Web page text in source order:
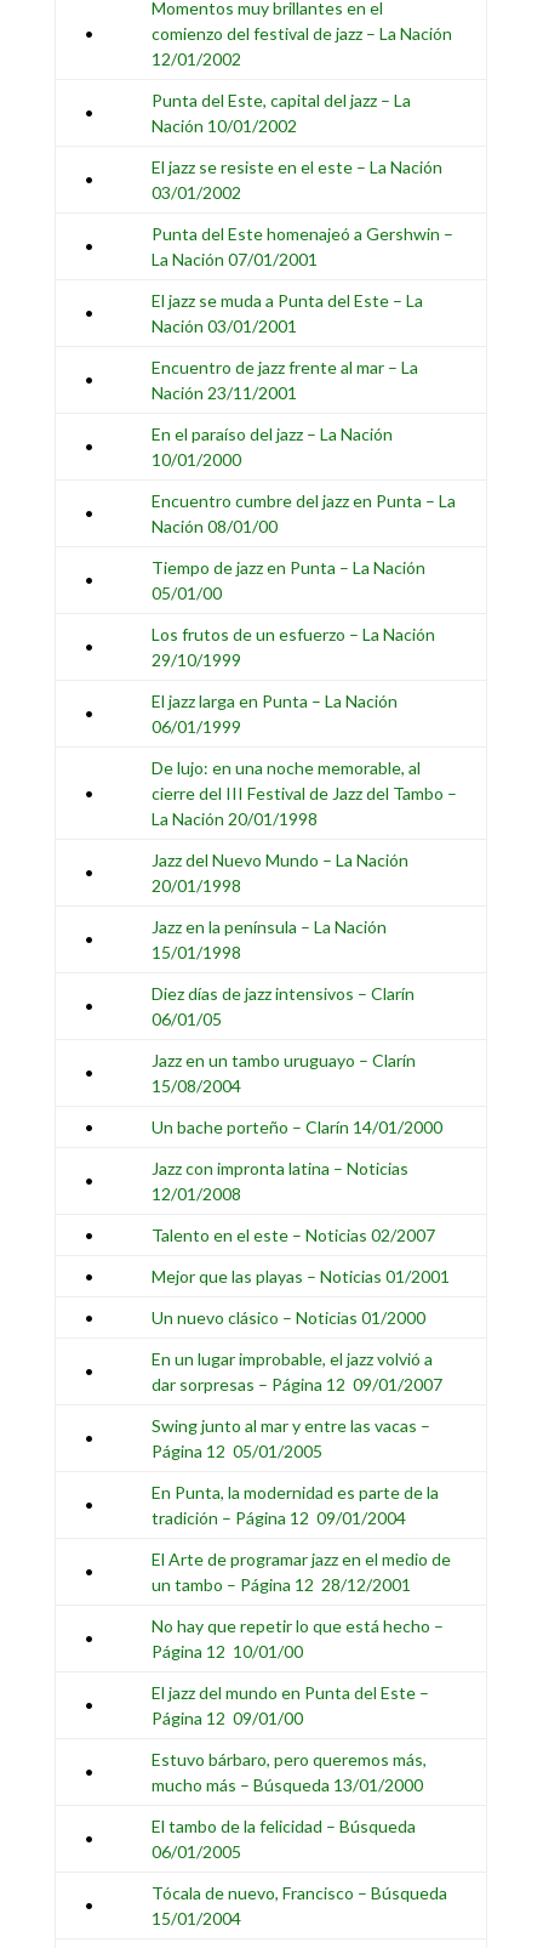
•
Momentos muy brillantes en el
comienzo del festival de jazz – La Nación
12/01/2002
•
Punta del Este, capital del jazz – La
Nación 10/01/2002
•
El jazz se resiste en el este – La Nación
03/01/2002
•
Punta del Este homenajeó a Gershwin –
La Nación 07/01/2001
•
El jazz se muda a Punta del Este – La
Nación 03/01/2001
•
Encuentro de jazz frente al mar – La
Nación 23/11/2001
•
En el paraíso del jazz – La Nación
10/01/2000
•
Encuentro cumbre del jazz en Punta – La
Nación 08/01/00
•
Tiempo de jazz en Punta – La Nación
05/01/00
•
Los frutos de un esfuerzo – La Nación
29/10/1999
•
El jazz larga en Punta – La Nación
06/01/1999
•
De lujo: en una noche memorable, al
cierre del III Festival de Jazz del Tambo –
La Nación 20/01/1998
•
Jazz del Nuevo Mundo – La Nación
20/01/1998
•
Jazz en la península – La Nación
15/01/1998
•
Diez días de jazz intensivos – Clarín
06/01/05
•
Jazz en un tambo uruguayo – Clarín
15/08/2004
•
Un bache porteño – Clarín 14/01/2000
•
Jazz con impronta latina – Noticias
12/01/2008
•
Talento en el este – Noticias 02/2007
•
Mejor que las playas – Noticias 01/2001
•
Un nuevo clásico – Noticias 01/2000
•
En un lugar improbable, el jazz volvió a
dar sorpresas – Página 12 09/01/2007
•
Swing junto al mar y entre las vacas –
Página 12 05/01/2005
•
En Punta, la modernidad es parte de la
tradición – Página 12 09/01/2004
•
El Arte de programar jazz en el medio de
un tambo – Página 12 28/12/2001
•
No hay que repetir lo que está hecho –
Página 12 10/01/00
•
El jazz del mundo en Punta del Este –
Página 12 09/01/00
•
Estuvo bárbaro, pero queremos más,
mucho más – Búsqueda 13/01/2000
•
El tambo de la felicidad – Búsqueda
06/01/2005
•
Tócala de nuevo, Francisco – Búsqueda
15/01/2004